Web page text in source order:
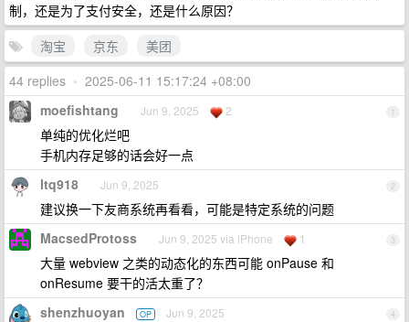
制，还是为了支付安全，还是什么原因？
淘宝
京东
美团
44 replies • 2025-06-11 15:17:24 +08:00
1
moefishtang Jun 9, 2025 2
单纯的优化烂吧
手机内存足够的话会好一点
2
ltq918 Jun 9, 2025
建议换一下友商系统再看看，可能是特定系统的问题
3
MacsedProtoss Jun 9, 2025 via iPhone 1
大量 webview 之类的动态化的东西可能 onPause 和
onResume 要干的活太重了？
4
shenzhuoyan OP Jun 9, 2025